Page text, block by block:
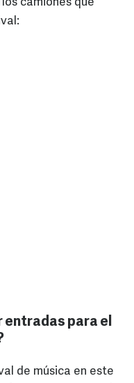
entradas para el
de música en este